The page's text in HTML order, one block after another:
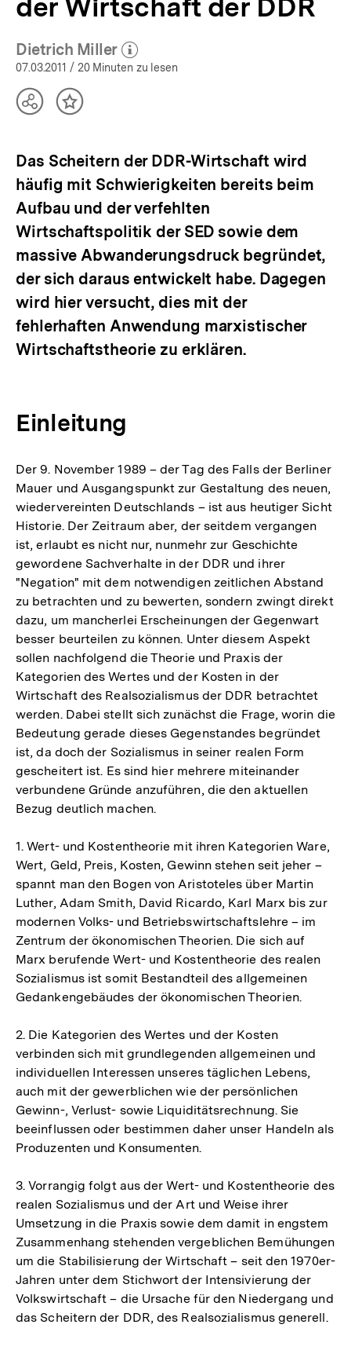
der Wirtschaft der DDR
Dietrich Miller
(Mehr zum Autor)
öffnen
07.03.2011 / 20 Minuten zu lesen
TeilenInhalt
Das Scheitern der DDR-Wirtschaft wird
häufig mit Schwierigkeiten bereits beim
Aufbau und der verfehlten
Wirtschaftspolitik der SED sowie dem
massive Abwanderungsdruck begründet,
der sich daraus entwickelt habe. Dagegen
wird hier versucht, dies mit der
fehlerhaften Anwendung marxistischer
Wirtschaftstheorie zu erklären.
Einleitung
Der 9. November 1989 – der Tag des Falls der Berliner
Mauer und Ausgangspunkt zur Gestaltung des neuen,
wiedervereinten Deutschlands – ist aus heutiger Sicht
Historie. Der Zeitraum aber, der seitdem vergangen
ist, erlaubt es nicht nur, nunmehr zur Geschichte
gewordene Sachverhalte in der DDR und ihrer
"Negation" mit dem notwendigen zeitlichen Abstand
zu betrachten und zu bewerten, sondern zwingt direkt
dazu, um mancherlei Erscheinungen der Gegenwart
besser beurteilen zu können. Unter diesem Aspekt
sollen nachfolgend die Theorie und Praxis der
Kategorien des Wertes und der Kosten in der
Wirtschaft des Realsozialismus der DDR betrachtet
werden. Dabei stellt sich zunächst die Frage, worin die
Bedeutung gerade dieses Gegenstandes begründet
ist, da doch der Sozialismus in seiner realen Form
gescheitert ist. Es sind hier mehrere miteinander
verbundene Gründe anzuführen, die den aktuellen
Bezug deutlich machen.
1. Wert- und Kostentheorie mit ihren Kategorien Ware,
Wert, Geld, Preis, Kosten, Gewinn stehen seit jeher –
spannt man den Bogen von Aristoteles über Martin
Luther, Adam Smith, David Ricardo, Karl Marx bis zur
modernen Volks- und Betriebswirtschaftslehre – im
Zentrum der ökonomischen Theorien. Die sich auf
Marx berufende Wert- und Kostentheorie des realen
Sozialismus ist somit Bestandteil des allgemeinen
Gedankengebäudes der ökonomischen Theorien.
2. Die Kategorien des Wertes und der Kosten
verbinden sich mit grundlegenden allgemeinen und
individuellen Interessen unseres täglichen Lebens,
auch mit der gewerblichen wie der persönlichen
Gewinn-, Verlust- sowie Liquiditätsrechnung. Sie
beeinflussen oder bestimmen daher unser Handeln als
Produzenten und Konsumenten.
3. Vorrangig folgt aus der Wert- und Kostentheorie des
realen Sozialismus und der Art und Weise ihrer
Umsetzung in die Praxis sowie dem damit in engstem
Zusammenhang stehenden vergeblichen Bemühungen
um die Stabilisierung der Wirtschaft – seit den 1970er-
Jahren unter dem Stichwort der Intensivierung der
Volkswirtschaft – die Ursache für den Niedergang und
das Scheitern der DDR, des Realsozialismus generell.